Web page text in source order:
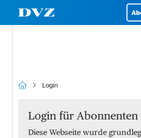
Login
Login für Abonnenten
Diese Webseite wurde